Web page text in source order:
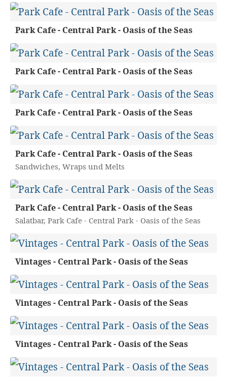
Park Cafe - Central Park - Oasis of the Seas
Park Cafe - Central Park - Oasis of the Seas
Park Cafe - Central Park - Oasis of the Seas
Park Cafe - Central Park - Oasis of the Seas
Sandwiches, Wraps und Melts
Park Cafe - Central Park - Oasis of the Seas
Salatbar, Park Cafe - Central Park - Oasis of the Seas
Vintages - Central Park - Oasis of the Seas
Vintages - Central Park - Oasis of the Seas
Vintages - Central Park - Oasis of the Seas